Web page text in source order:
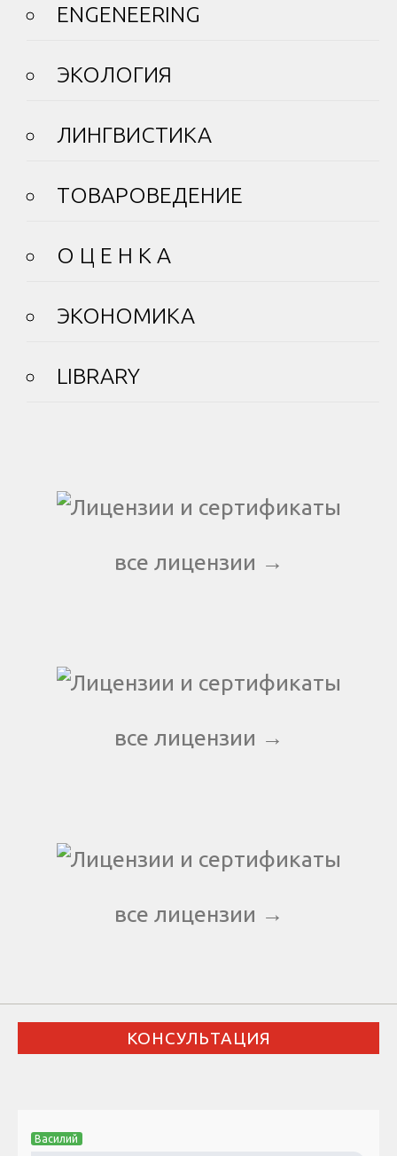
ENGENEERING
ЭКОЛОГИЯ
ЛИНГВИСТИКА
ТОВАРОВЕДЕНИЕ
О Ц Е Н К А
ЭКОНОМИКА
LIBRARY
все лицензии →
все лицензии →
все лицензии →
КОНСУЛЬТАЦИЯ
Василий